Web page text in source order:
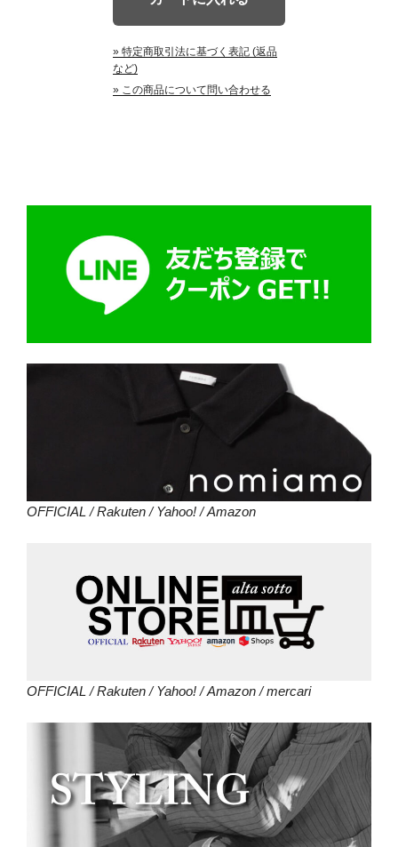
» 特定商取引法に基づく表記 (返品
など)
» この商品について問い合わせる
OFFICIAL /Rakuten/Yahoo!/Amazon
OFFICIAL /Rakuten/Yahoo!/Amazon/mercari